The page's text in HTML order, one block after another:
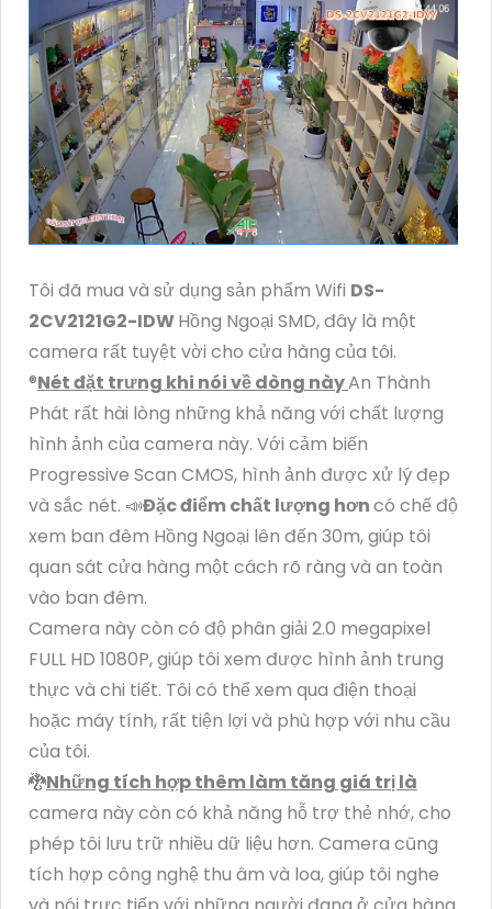
Tôi đã mua và sử dụng sản phẩm Wifi DS-
2CV2121G2-IDWHồng Ngoại SMD, đây là một
camera rất tuyệt vời cho cửa hàng của tôi.
®️Nét đặt trưng khi nói về dòng nàyAn Thành
Phát rất hài lòng những khả năng với chất lượng
hình ảnh của camera này. Với cảm biến
Progressive Scan CMOS, hình ảnh được xử lý đẹp
và sắc nét. 📣Đặc điểm chất lượng hơncó chế độ
xem ban đêm Hồng Ngoại lên đến 30m, giúp tôi
quan sát cửa hàng một cách rõ ràng và an toàn
vào ban đêm.
Camera này còn có độ phân giải 2.0 megapixel
FULL HD 1080P, giúp tôi xem được hình ảnh trung
thực và chi tiết. Tôi có thể xem qua điện thoại
hoặc máy tính, rất tiện lợi và phù hợp với nhu cầu
của tôi.
🐉️Những tích hợp thêm làm tăng giá trị là
camera này còn có khả năng hỗ trợ thẻ nhớ, cho
phép tôi lưu trữ nhiều dữ liệu hơn. Camera cũng
tích hợp công nghệ thu âm và loa, giúp tôi nghe